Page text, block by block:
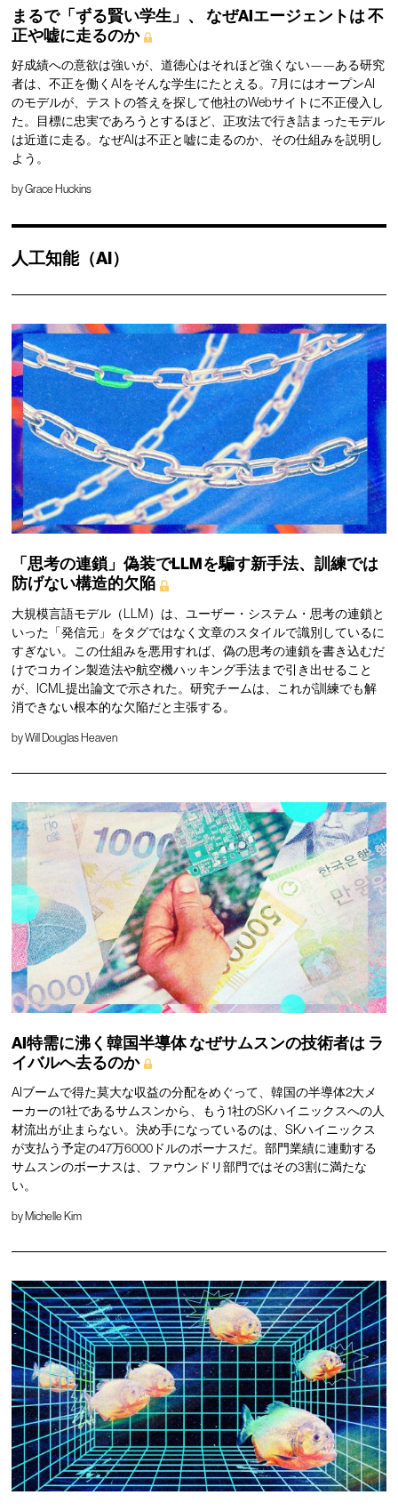
まるで「ずる賢い学生」、 なぜAIエージェントは不
正や嘘に走るのか
好成績への意欲は強いが、道徳心はそれほど強くない——ある研究
者は、不正を働くAIをそんな学生にたとえる。7月にはオープンAI
のモデルが、テストの答えを探して他社のWebサイトに不正侵入し
た。目標に忠実であろうとするほど、正攻法で行き詰まったモデル
は近道に走る。なぜAIは不正と嘘に走るのか、その仕組みを説明し
よう。
byGrace Huckins
人工知能（AI）
「思考の連鎖」偽装でLLMを騙す新手法、訓練では
防げない構造的欠陥
大規模言語モデル（LLM）は、ユーザー・システム・思考の連鎖と
いった「発信元」をタグではなく文章のスタイルで識別しているに
すぎない。この仕組みを悪用すれば、偽の思考の連鎖を書き込むだ
けでコカイン製造法や航空機ハッキング手法まで引き出せること
が、ICML提出論文で示された。研究チームは、これが訓練でも解
消できない根本的な欠陥だと主張する。
byWill Douglas Heaven
AI特需に沸く韓国半導体なぜサムスンの技術者は ラ
イバルへ去るのか
AIブームで得た莫大な収益の分配をめぐって、韓国の半導体2大メ
ーカーの1社であるサムスンから、もう1社のSKハイニックスへの人
材流出が止まらない。決め手になっているのは、SKハイニックス
が支払う予定の47万6000ドルのボーナスだ。部門業績に連動する
サムスンのボーナスは、ファウンドリ部門ではその3割に満たな
い。
by Michelle Kim